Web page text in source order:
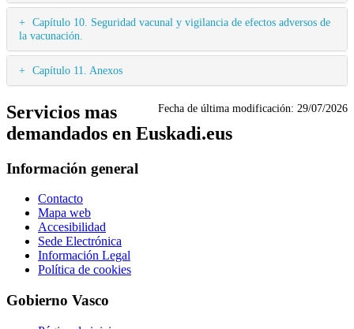
Capítulo 10. Seguridad vacunal y vigilancia de efectos adversos de
la vacunación.
Capítulo 11. Anexos
Fecha de última modificación: 29/07/2026
Servicios mas
demandados en Euskadi.eus
Información general
Contacto
Mapa web
Accesibilidad
Sede Electrónica
Información Legal
Política de cookies
Gobierno Vasco